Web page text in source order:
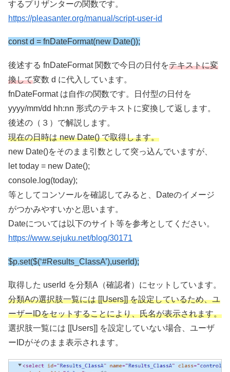
するプリザンターの関数です。
https://pleasanter.org/manual/script-user-id
const d = fnDateFormat(new Date());
後述する fnDateFormat 関数で今日の日付をテキストに変
換して変数 d に代入しています。
fnDateFormat は自作の関数です。日付型の日付を
yyyy/mm/dd hh:nn 形式のテキストに変換して返します。
後述の（３）で解説します。
現在の日時は new Date() で取得します。
new Date()をそのまま引数として突っ込んでいますが、
let today = new Date();
console.log(today);
等としてコンソールを確認してみると、Dateのイメージ
がつかみやすいかと思います。
Dateについては以下のサイト等を参考としてください。
https://www.sejuku.net/blog/30171
$p.set($(‘#Results_ClassA’),userId);
取得した userId を分類A（確認者）にセットしています。
分類Aの選択肢一覧には [[Users]] を設定しているため、ユ
ーザーIDをセットすることにより、氏名が表示されます。
選択肢一覧には [[Users]] を設定していない場合、ユーザ
ーIDがそのまま表示されます。